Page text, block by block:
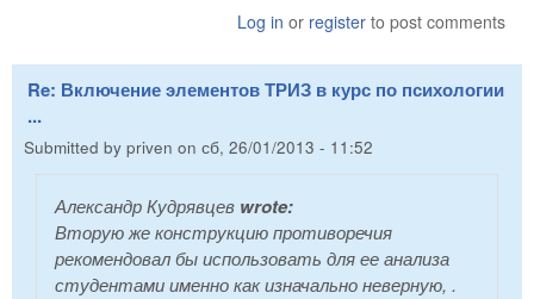
Log in or register to post comments
Re: Включение элементов ТРИЗ в курс по психологии
...
Submitted by priven on сб, 26/01/2013 - 11:52
Александр Кудрявцев wrote:
Вторую же конструкцию противоречия
рекомендовал бы использовать для ее анализа
студентами именно как изначально неверную, .